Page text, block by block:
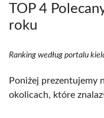
TOP 4
roku
Ranking według portalu
Poniżej prezentujemy
okolicach, które